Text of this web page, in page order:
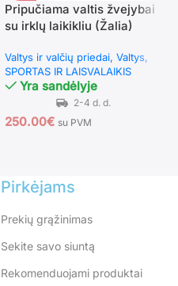
Pripučiama valtis žvejybai
su irklų laikikliu (Žalia)
Valtys ir valčių priedai Valtys
SPORTAS IR LAISVALAIKIS
Yra sandėlyje
250.00€ su PVM
Pirkėjams
Prekių grąžinimas
Sekite savo siuntą
Rekomenduojami produktai